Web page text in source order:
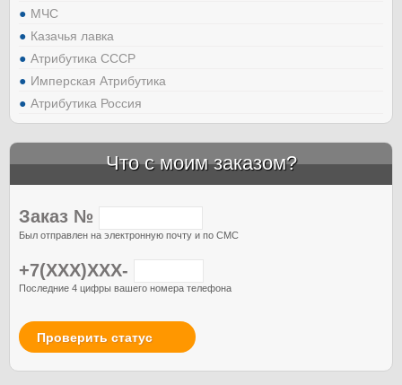
МЧС
Казачья лавка
Атрибутика СССР
Имперская Атрибутика
Атрибутика Россия
Что с моим заказом?
Заказ №
Был отправлен на электронную почту и по СМС
+7(XXX)XXX-
Последние 4 цифры вашего номера телефона
Проверить статус